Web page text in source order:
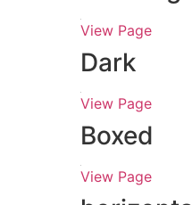
agency 03
One Page
Dark